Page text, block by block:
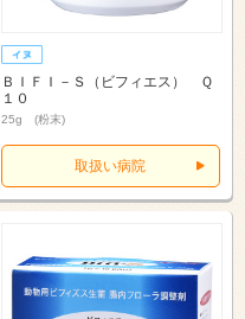
ＢＩＦＩ－Ｓ（ビフィエス） Ｑ
１０
25g (粉末)
取扱い病院